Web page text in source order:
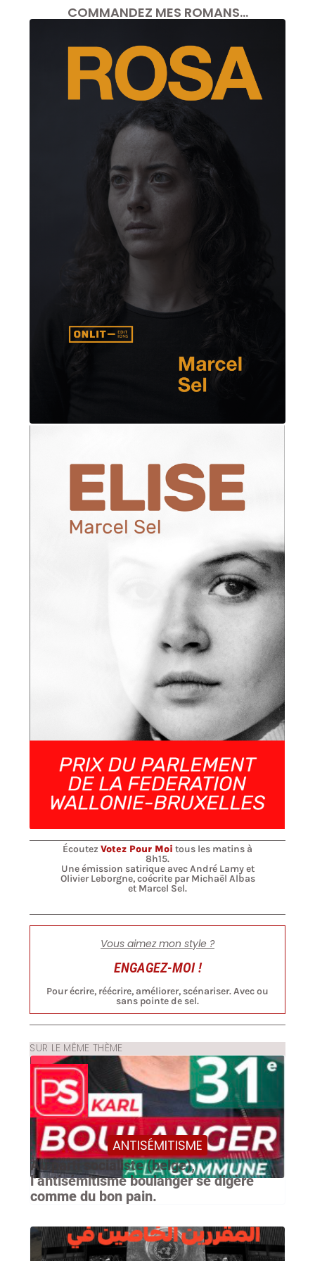
COMMANDEZ MES ROMANS…
Écoutez Votez Pour Moi tous les matins à
8h15.
Une émission satirique avec André Lamy et
Olivier Leborgne, coécrite par Michaël Albas
et Marcel Sel.
Vous aimez mon style ?
ENGAGEZ-MOI !
Pour écrire, réécrire, améliorer, scénariser. Avec ou
sans pointe de sel.
SUR LE MÊME THÈME
ANTISÉMITISME
4 juin 2026
Au parti socialiste (belge),
l’antisémitisme boulanger se digère
comme du bon pain.